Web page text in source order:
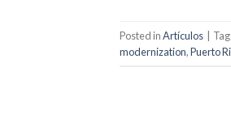
Posted inArtículos |
modernization,Puerto